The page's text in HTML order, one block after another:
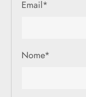
Email*
Nome*